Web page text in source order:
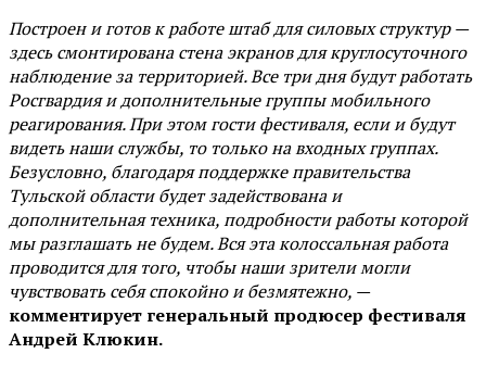
Построен и готов к работе штаб для силовых структур —
здесь смонтирована стена экранов для круглосуточного
наблюдение за территорией. Все три дня будут работать
Росгвардия и дополнительные группы мобильного
реагирования. При этом гости фестиваля, если и будут
видеть наши службы, то только на входных группах.
Безусловно, благодаря поддержке правительства
Тульской области будет задействована и
дополнительная техника, подробности работы которой
мы разглашать не будем. Вся эта колоссальная работа
проводится для того, чтобы наши зрители могли
чувствовать себя спокойно и безмятежно, —
комментирует генеральный продюсер фестиваля
Андрей Клюкин.